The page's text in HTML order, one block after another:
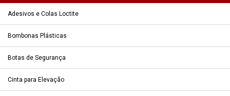
Adesivos e Colas Loctite
Bombonas Plásticas
Botas de Segurança
Cinta para Elevação